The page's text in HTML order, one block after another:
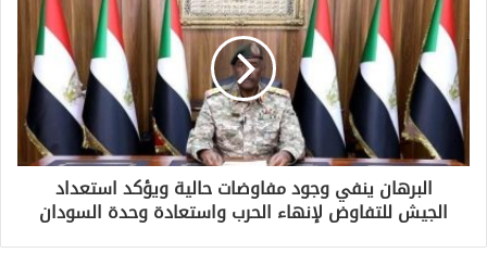
البرهان ينفي وجود مفاوضات حالية ويؤكد استعداد
الجيش للتفاوض لإنهاء الحرب واستعادة وحدة السودان